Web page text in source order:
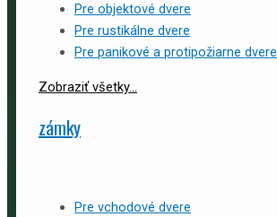
Pre objektové dvere
Pre rustikálne dvere
Pre panikové a protipožiarne dvere
Zobraziť všetky...
zámky
Pre vchodové dvere